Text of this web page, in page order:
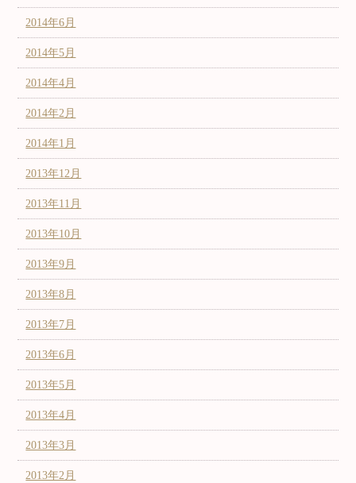
2014年6月
2014年5月
2014年4月
2014年2月
2014年1月
2013年12月
2013年11月
2013年10月
2013年9月
2013年8月
2013年7月
2013年6月
2013年5月
2013年4月
2013年3月
2013年2月